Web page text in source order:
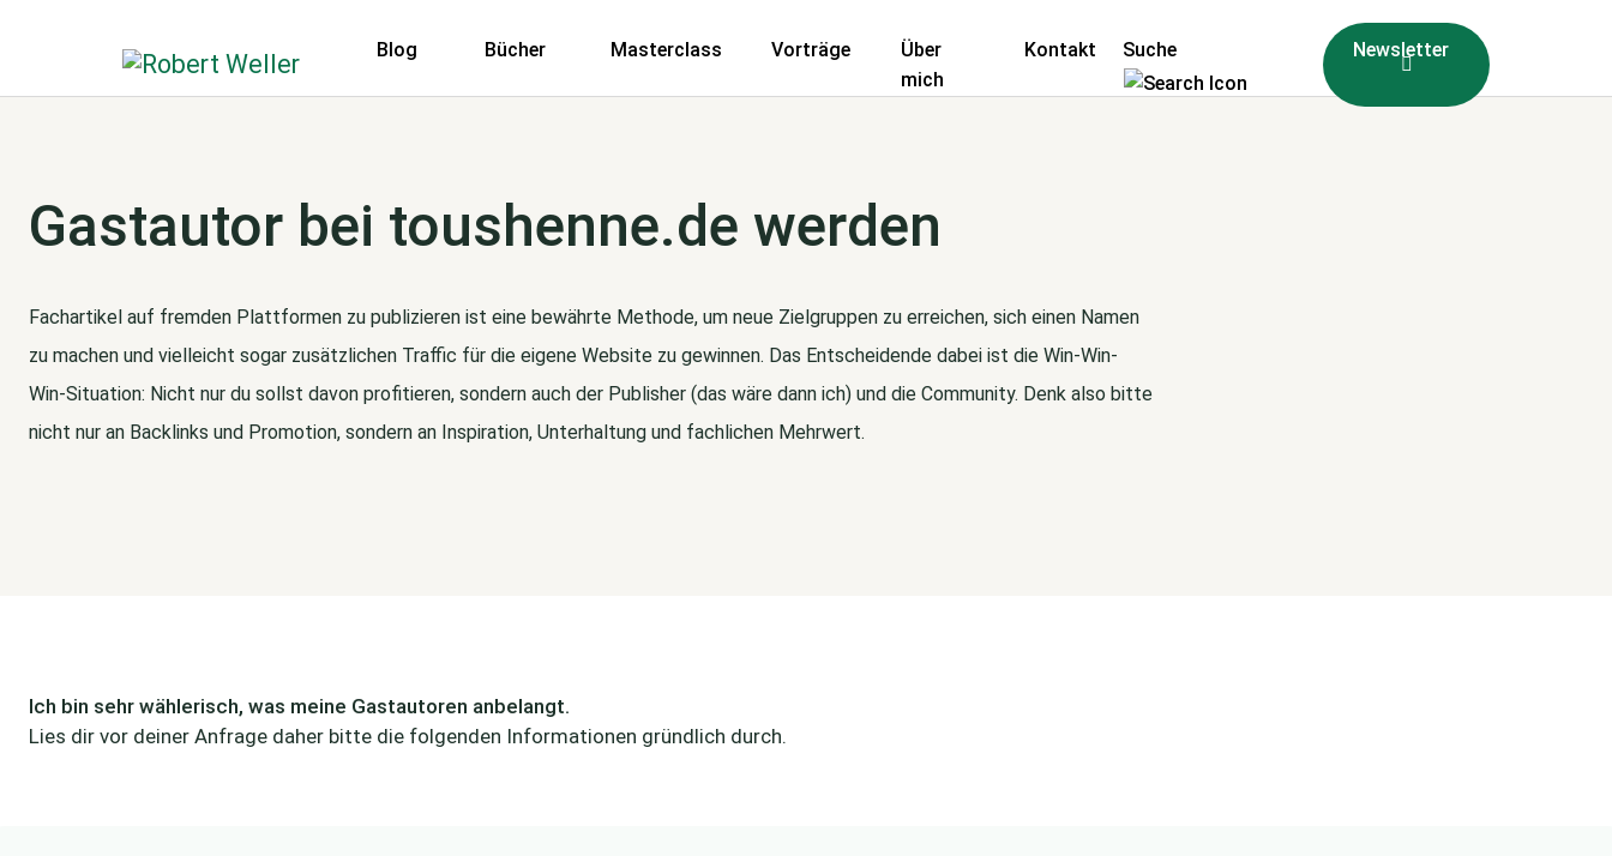
Blog Bücher Masterclass Vorträge
Über
mich
Kontakt Suche Newsletter
Gastautor bei toushenne.de werden
Fachartikel auf fremden Plattformen zu publizieren ist eine bewährte Methode, um neue Zielgruppen zu erreichen, sich einen Namen
zu machen und vielleicht sogar zusätzlichen Traffic für die eigene Website zu gewinnen. Das Entscheidende dabei ist die Win-Win-
Win-Situation: Nicht nur du sollst davon profitieren, sondern auch der Publisher (das wäre dann ich) und die Community. Denk also bitte
nicht nur an Backlinks und Promotion, sondern an Inspiration, Unterhaltung und fachlichen Mehrwert.
Ich bin sehr wählerisch, was meine Gastautoren anbelangt.
Lies dir vor deiner Anfrage daher bitte die folgenden Informationen gründlich durch.